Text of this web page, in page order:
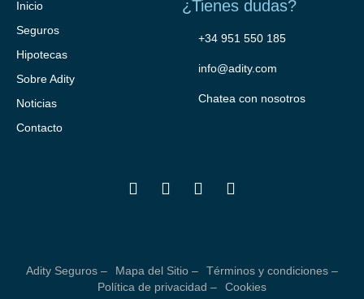
Inicio
Seguros
Hipotecas
Sobre Adity
Noticias
Contacto
¿Tienes dudas?
+34 951 550 185
info@adity.com
Chatea con nosotros
Adity Seguros – Mapa del Sitio –
Términos y condiciones –
Política de privacidad –
Cookies